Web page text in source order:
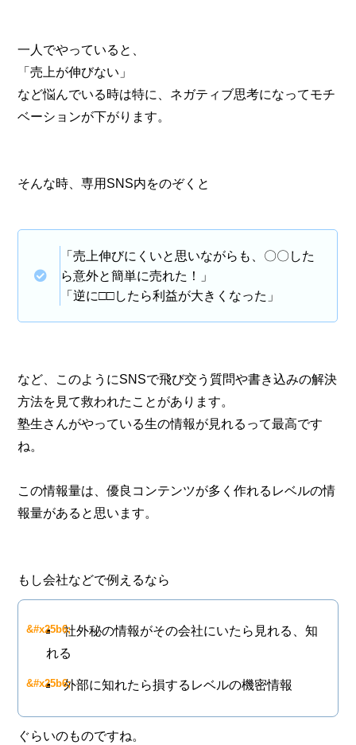
一人でやっていると、
「売上が伸びない」
など悩んでいる時は特に、ネガティブ思考になってモチ
ベーションが下がります。
そんな時、専用SNS内をのぞくと
「売上伸びにくいと思いながらも、〇〇した
ら意外と簡単に売れた！」
「逆に□□したら利益が大きくなった」
など、このようにSNSで飛び交う質問や書き込みの解決
方法を見て救われたことがあります。
塾生さんがやっている生の情報が見れるって最高です
ね。
この情報量は、優良コンテンツが多く作れるレベルの情
報量があると思います。
もし会社などで例えるなら
社外秘の情報がその会社にいたら見れる、知
れる
外部に知れたら損するレベルの機密情報
ぐらいのものですね。